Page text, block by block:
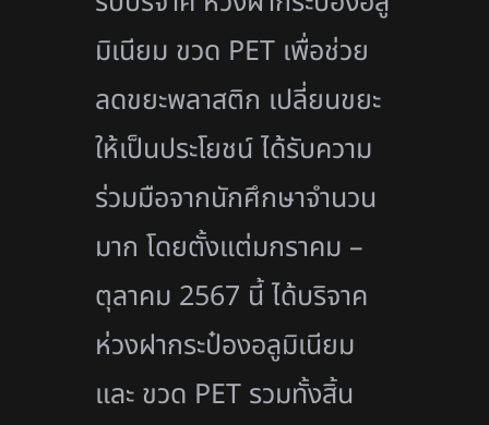
มิเนียม ขวด PET เพื่อช่วย
ลดขยะพลาสติก เปลี่ยนขยะ
ให้เป็นประโยชน์ ได้รับความ
ร่วมมือจากนักศึกษาจำนวน
มาก โดยตั้งแต่มกราคม –
ตุลาคม 2567 นี้ ได้บริจาค
ห่วงฝากระป๋องอลูมิเนียม
และ ขวด PET รวมทั้งสิ้น